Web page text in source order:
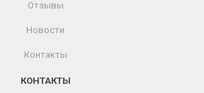
Отзывы
Новости
Контакты
КОНТАКТЫ